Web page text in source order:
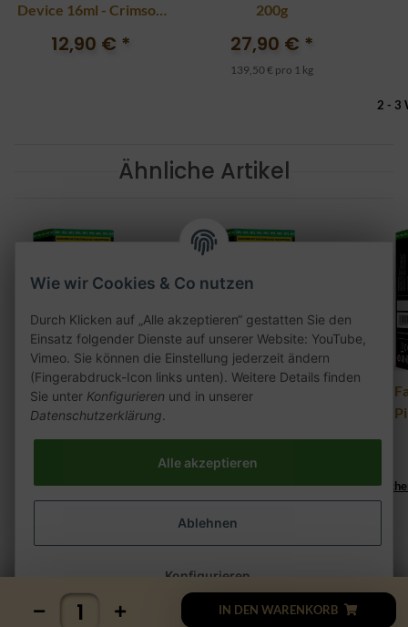
IN DEN WARENKORB
Device 16ml - Crimson
12,90 € *
200g
27,90 € *
139,50 € pro 1 kg
2 - 3
Ähnliche Artikel
Al Fakher Pod 2er Pack
- Hubba 20mg
7,50 €*
2 - 3 Werktage((%s - Ausland abweichend))
Al Fakher Pod 2er Pack
7,50 €*
2 - 3 Werktage((%s - Ausland
Al
-
Wie wir Cookies & Co nutzen
Durch Klicken auf „Alle akzeptieren“ gestatten Sie den
Einsatz folgender Dienste auf unserer Website: YouTube,
Vimeo. Sie können die Einstellung jederzeit ändern
(Fingerabdruck-Icon links unten). Weitere Details finden
Sie unter Konfigurieren und in unserer
Datenschutzerklärung.
Alle akzeptieren
Ablehnen
Konfigurieren
Startseite Mein Konto Menu